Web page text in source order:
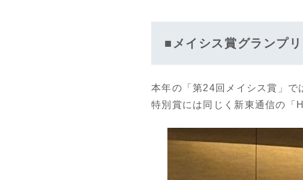
■メイシス賞グランプ
本年の「第24回メイシス賞」で
特別賞には同じく新東通信の「